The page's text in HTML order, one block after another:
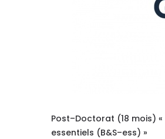
Post–Doctorat (18 mois) «
essentiels (B&S–ess) »